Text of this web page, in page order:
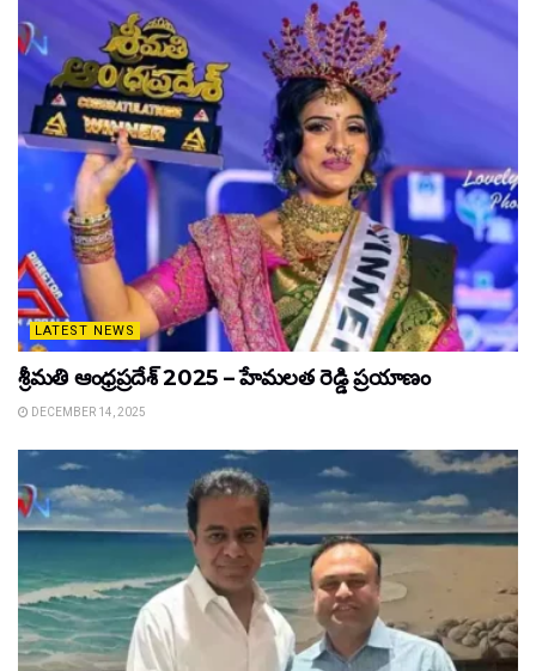
LATEST NEWS
శ్రీమతి ఆంధ్రప్రదేశ్ 2025 – హేమలత రెడ్డి ప్రయాణం
DECEMBER 14, 2025